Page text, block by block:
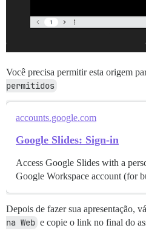
Você precisa permitir esta origem
permitidos
accounts.google.com
Google Slides: Sign-in
Access Google Slides with a
Google Workspace account (for
Depois de fazer sua apresentação,
na Web e copie o link no final do